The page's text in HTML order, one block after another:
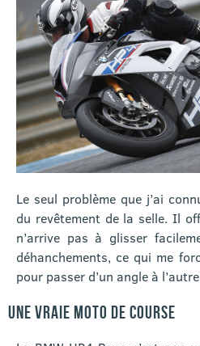
Le seul problème que j’ai
du revêtement de la selle. Il
n’arrive pas à glisser
déhanchements, ce qui me
pour passer d’un angle à
UNE VRAIE MOTO DE COURSE